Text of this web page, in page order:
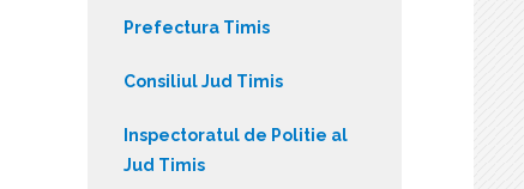
Prefectura Timis
Consiliul Jud Timis
Inspectoratul de Politie al
Jud Timis